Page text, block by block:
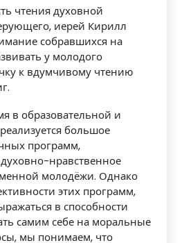
чтения духовной
иерей Кирилл
собравшихся на
у молодого
к вдумчивому чтению
в образовательной и
большое
программ,
нравственное
молодёжи. Однако
этих программ,
в способности
самим себе на моральные
мы понимаем, что